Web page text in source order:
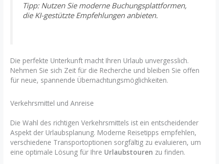
Tipp: Nutzen Sie moderne Buchungsplattformen,
die KI-gestützte Empfehlungen anbieten.
Die perfekte Unterkunft macht Ihren Urlaub unvergesslich.
Nehmen Sie sich Zeit für die Recherche und bleiben Sie offen
für neue, spannende Übernachtungsmöglichkeiten.
Verkehrsmittel und Anreise
Die Wahl des richtigen Verkehrsmittels ist ein entscheidender
Aspekt der Urlaubsplanung. Moderne Reisetipps empfehlen,
verschiedene Transportoptionen sorgfältig zu evaluieren, um
eine optimale Lösung für Ihre Urlaubstouren zu finden.